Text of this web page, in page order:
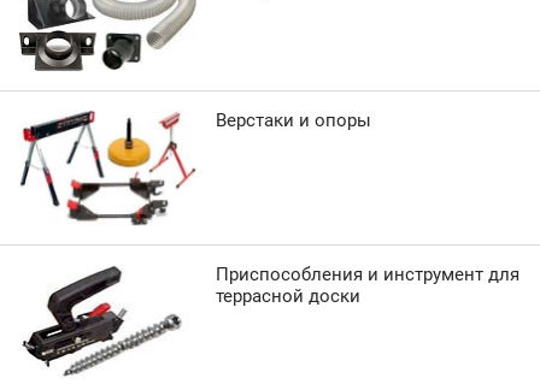
Верстаки и опоры
Приспособления и инструмент для
террасной доски